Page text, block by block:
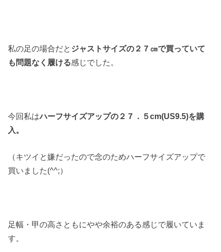
私の足の場合だと ジャストサイズの２７㎝で買っていて
も問題なく履ける感じでした。
今回私はハーフサイズアップの２７．５cm(US9.5)を購
入。
（キツイと嫌だったので念のためハーフサイズアップで
買いました(^^;）
足幅・甲の高さともにやや余裕のある感じで履いていま
す。